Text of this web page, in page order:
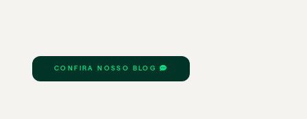
CONFIRA NOSSO BLOG